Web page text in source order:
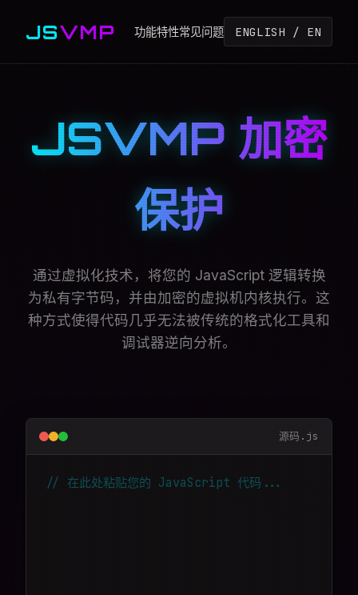
JSVMP 功能特性常见问题 ENGLISH / EN
JSVMP 加密
保护
通过虚拟化技术，将您的 JavaScript 逻辑转换
为私有字节码，并由加密的虚拟机内核执行。这
种方式使得代码几乎无法被传统的格式化工具和
调试器逆向分析。
源码.js